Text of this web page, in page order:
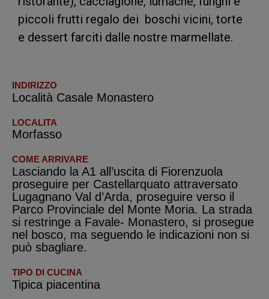
piccoli frutti regalo dei boschi vicini, torte
e dessert farciti dalle nostre marmellate.
INDIRIZZO
Località Casale Monastero
LOCALITA
Morfasso
COME ARRIVARE
Lasciando la A1 all’uscita di Fiorenzuola
proseguire per Castellarquato attraversato
Lugagnano Val d’Arda, proseguire verso il
Parco Provinciale del Monte Moria. La strada
si restringe a Favale- Monastero, si prosegue
nel bosco, ma seguendo le indicazioni non si
può sbagliare.
TIPO DI CUCINA
Tipica piacentina